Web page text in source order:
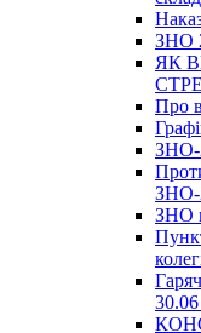
ЗНО
ЯК
Про
ЗНО-
ЗНО-
ЗНО